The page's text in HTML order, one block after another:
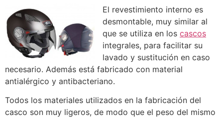
El revestimiento interno es
desmontable, muy similar al
que se utiliza en los cascos
integrales, para facilitar su
lavado y sustitución en caso
necesario. Además está fabricado con material
antialérgico y antibacteriano.
Todos los materiales utilizados en la fabricación del
casco son muy ligeros, de modo que el peso del mismo